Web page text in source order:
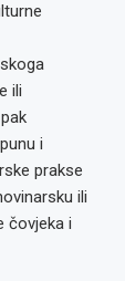
ili
i
prakse
ili
čovjeka i